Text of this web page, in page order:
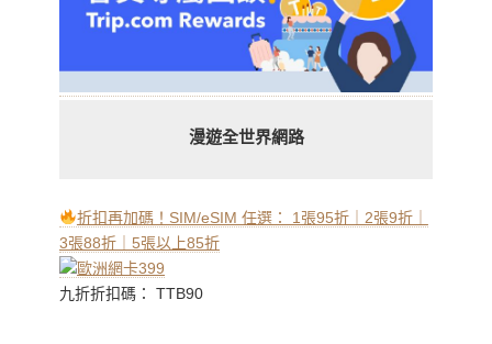
漫遊全世界網路
折扣再加碼！SIM/eSIM 任選： 1張95折｜2張9折｜
3張88折｜5張以上85折
九折折扣碼： TTB90